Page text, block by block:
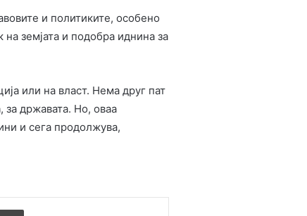
и политиките, особено
земјата и подобра иднина за
или на власт. Нема друг пат
за државата. Но, оваа
и сега продолжува,
Е-маил Испринтај